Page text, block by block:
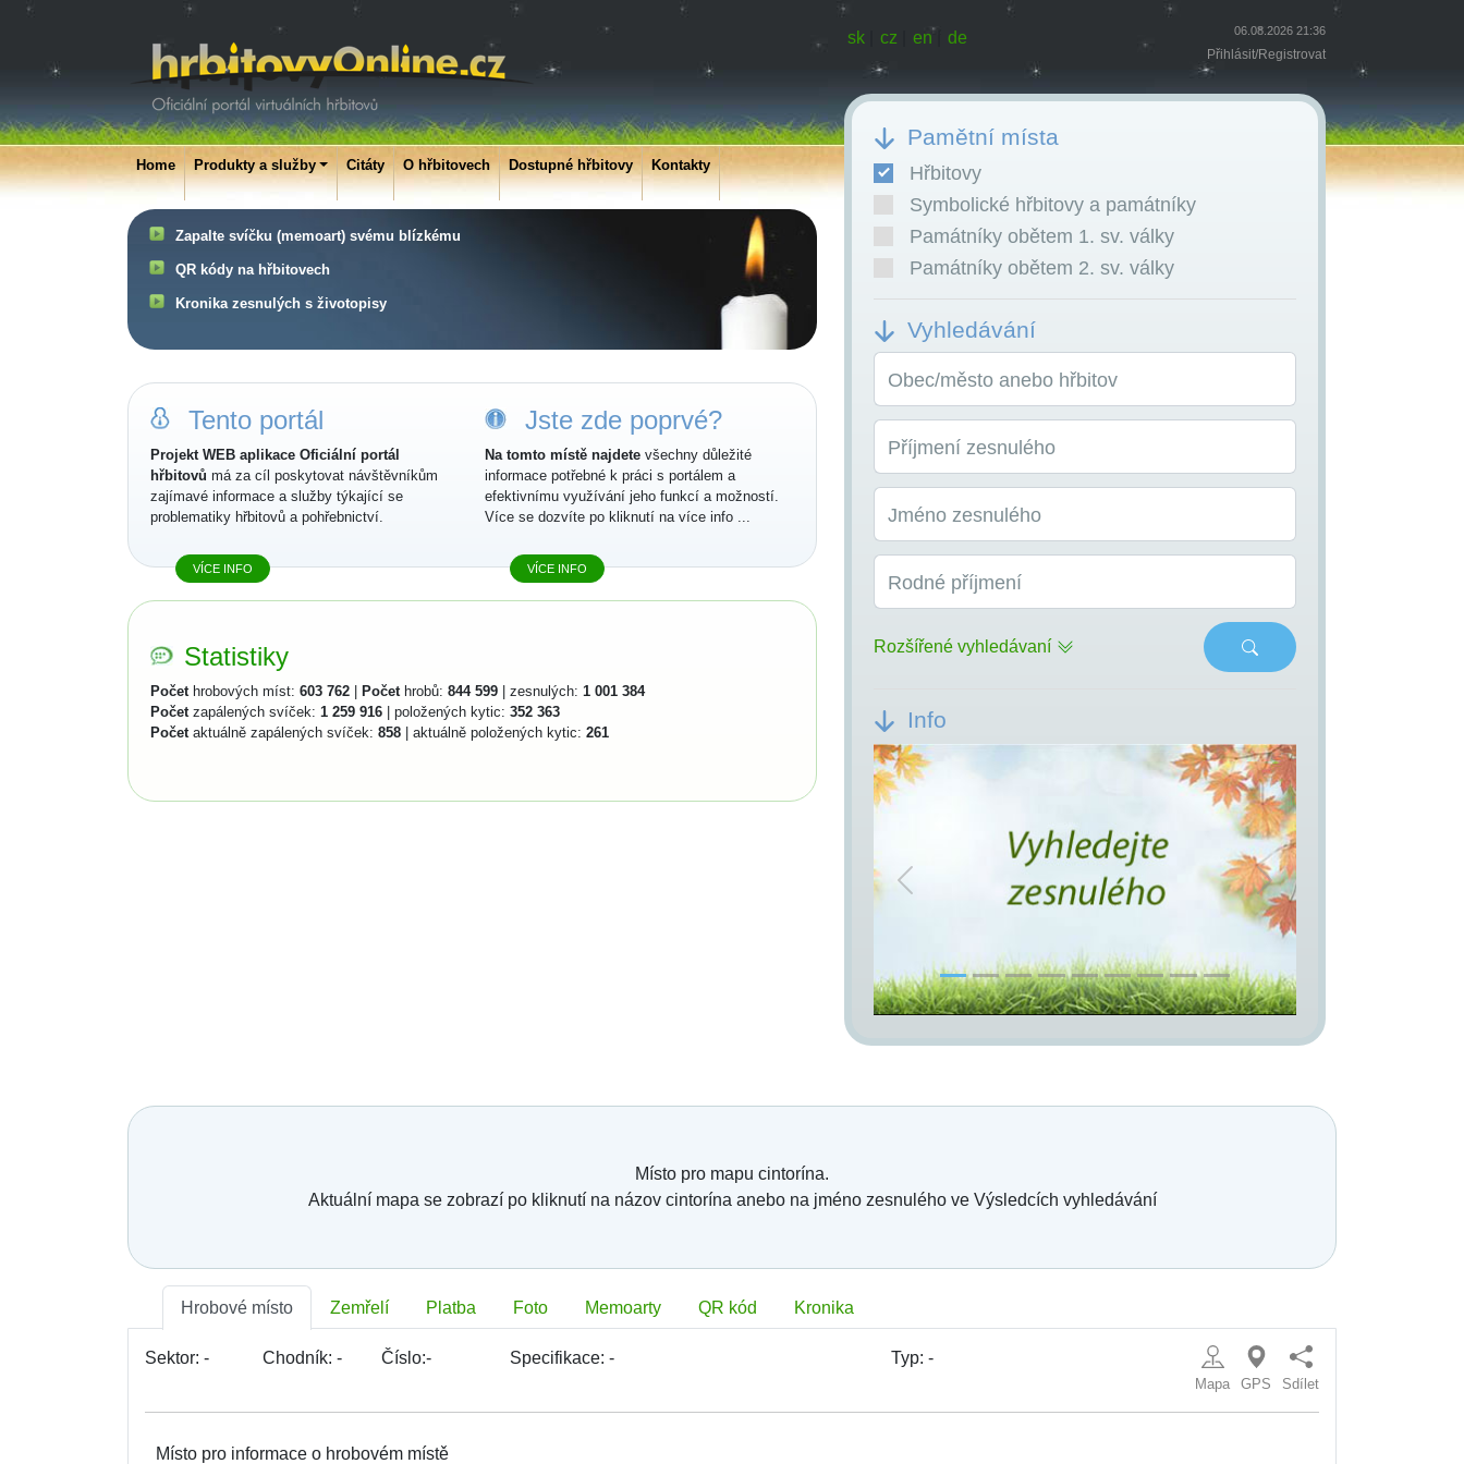
Home Produkty a služby Citáty O hřbitovech Dostupné hřbitovy Kontakty
Zapalte svíčku (memoart) svému blízkému
QR kódy na hřbitovech
Kronika zesnulých s životopisy
sk| cz en de 06.08.2026 21:36
Přihlásit/Registrovat
Pamětní místa
Hřbitovy
Symbolické hřbitovy a památníky
Památníky obětem 1. sv. války
Památníky obětem 2. sv. války
Vyhledávání
Obec/město anebo hřbitov
Příjmení zesnulého
Jméno zesnulého
Rodné příjmení
Rozšířené vyhledávaní
Info
Previous Next
Tento portál
Projekt WEB aplikace Oficiální portál
hřbitovů má za cíl poskytovat návštěvníkům
zajímavé informace a služby týkající se
problematiky hřbitovů a pohřebnictví.
VÍCE INFO
Jste zde poprvé?
Na tomto místě najdete všechny důležité
informace potřebné k práci s portálem a
efektivnímu využívání jeho funkcí a možností.
Více se dozvíte po kliknutí na více info ...
VÍCE INFO
Statistiky
Počethrobových míst: 603 762 Počethrobů: 844 599 | zesnulých: 1 001 384
Početzapálených svíček: 1 259 916 | položených kytic: 352 363
Početaktuálně zapálených svíček: 858 | aktuálně položených kytic: 261
Místo pro mapu cintorína.
Aktuální mapa se zobrazí po kliknutí na názov cintorína anebo na jméno zesnulého ve Výsledcích vyhledávání
Hrobové místo Zemřelí Platba Foto Memoarty QR kód Kronika
Sektor: - Chodník:- Číslo:- Specifikace:- Typ: -
Mapa GPS Sdílet
Místo pro informace o hrobovém místě